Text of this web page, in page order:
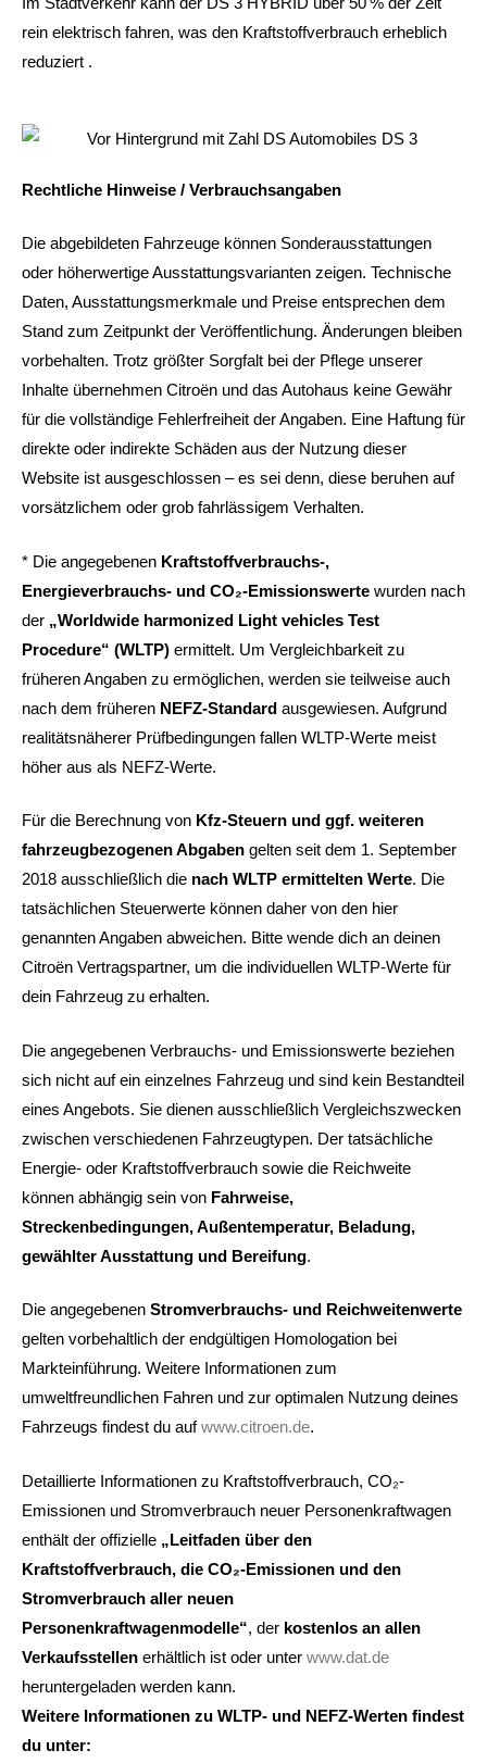
rein elektrisch fahren, was den Kraftstoffverbrauch erheblich
reduziert .
Rechtliche Hinweise / Verbrauchsangaben
Die abgebildeten Fahrzeuge können Sonderausstattungen
oder höherwertige Ausstattungsvarianten zeigen. Technische
Daten, Ausstattungsmerkmale und Preise entsprechen dem
Stand zum Zeitpunkt der Veröffentlichung. Änderungen bleiben
vorbehalten. Trotz größter Sorgfalt bei der Pflege unserer
Inhalte übernehmen Citroën und das Autohaus keine Gewähr
für die vollständige Fehlerfreiheit der Angaben. Eine Haftung für
direkte oder indirekte Schäden aus der Nutzung dieser
Website ist ausgeschlossen – es sei denn, diese beruhen auf
vorsätzlichem oder grob fahrlässigem Verhalten.
* Die angegebenen Kraftstoffverbrauchs-,
Energieverbrauchs- und CO₂-Emissionswerte wurden nach
der „Worldwide harmonized Light vehicles Test
Procedure“ (WLTP) ermittelt. Um Vergleichbarkeit zu
früheren Angaben zu ermöglichen, werden sie teilweise auch
nach dem früheren NEFZ-Standard ausgewiesen. Aufgrund
realitätsnäherer Prüfbedingungen fallen WLTP-Werte meist
höher aus als NEFZ-Werte.
Für die Berechnung von Kfz-Steuern und ggf. weiteren
fahrzeugbezogenen Abgaben gelten seit dem 1. September
2018 ausschließlich die nach WLTP ermittelten Werte. Die
tatsächlichen Steuerwerte können daher von den hier
genannten Angaben abweichen. Bitte wende dich an deinen
Citroën Vertragspartner, um die individuellen WLTP-Werte für
dein Fahrzeug zu erhalten.
Die angegebenen Verbrauchs- und Emissionswerte beziehen
sich nicht auf ein einzelnes Fahrzeug und sind kein Bestandteil
eines Angebots. Sie dienen ausschließlich Vergleichszwecken
zwischen verschiedenen Fahrzeugtypen. Der tatsächliche
Energie- oder Kraftstoffverbrauch sowie die Reichweite
können abhängig sein von Fahrweise,
Streckenbedingungen, Außentemperatur, Beladung,
gewählter Ausstattung und Bereifung.
Die angegebenen Stromverbrauchs- und Reichweitenwerte
gelten vorbehaltlich der endgültigen Homologation bei
Markteinführung. Weitere Informationen zum
umweltfreundlichen Fahren und zur optimalen Nutzung deines
Fahrzeugs findest du aufwww.citroen.de.
Detaillierte Informationen zu Kraftstoffverbrauch, CO₂-
Emissionen und Stromverbrauch neuer Personenkraftwagen
enthält der offizielle „Leitfaden über den
Kraftstoffverbrauch, die CO₂-Emissionen und den
Stromverbrauch aller neuen
Personenkraftwagenmodelle“, der kostenlos an allen
Verkaufsstellen erhältlich ist oder unter www.dat.de
heruntergeladen werden kann.
Weitere Informationen zu WLTP- und NEFZ-Werten findest
du unter: